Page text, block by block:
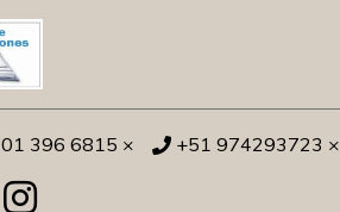
01 396 6815 × +51 974293723 ×